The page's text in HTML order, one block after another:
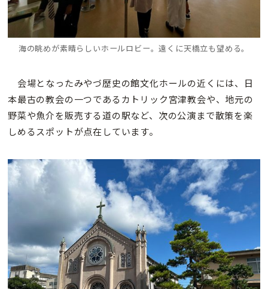
海の眺めが素晴らしいホールロビー。遠くに天橋立も望める。
会場となったみやづ歴史の館文化ホールの近くには、日
本最古の教会の一つであるカトリック宮津教会や、地元の
野菜や魚介を販売する道の駅など、次の公演まで散策を楽
しめるスポットが点在しています。